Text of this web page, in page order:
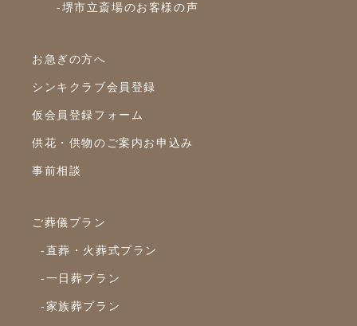
2023年6月
2023年4月
2023年3月
2023年2月
2023年1月
2022年12月
-堺市立斎場のお客様の声
お急ぎの方へ
シンキクラブ会員登録
仮会員登録フォーム
供花・供物のご案内お申込み
事前相談
ご葬儀プラン
-直葬・火葬式プラン
-一日葬プラン
-家族葬プラン